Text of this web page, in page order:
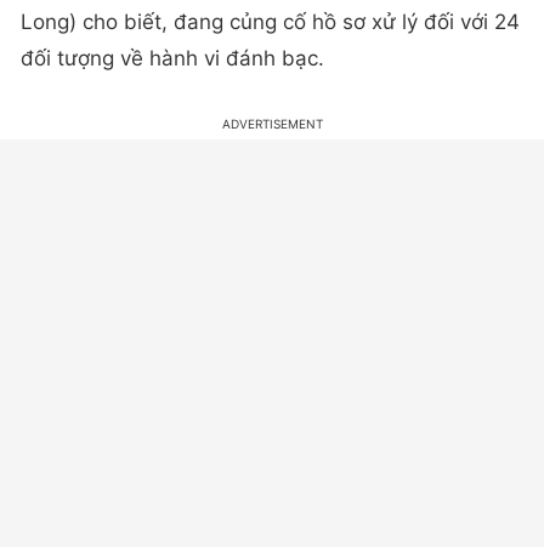
Long) cho biết, đang củng cố hồ sơ xử lý đối với 24
đối tượng về hành vi đánh bạc.